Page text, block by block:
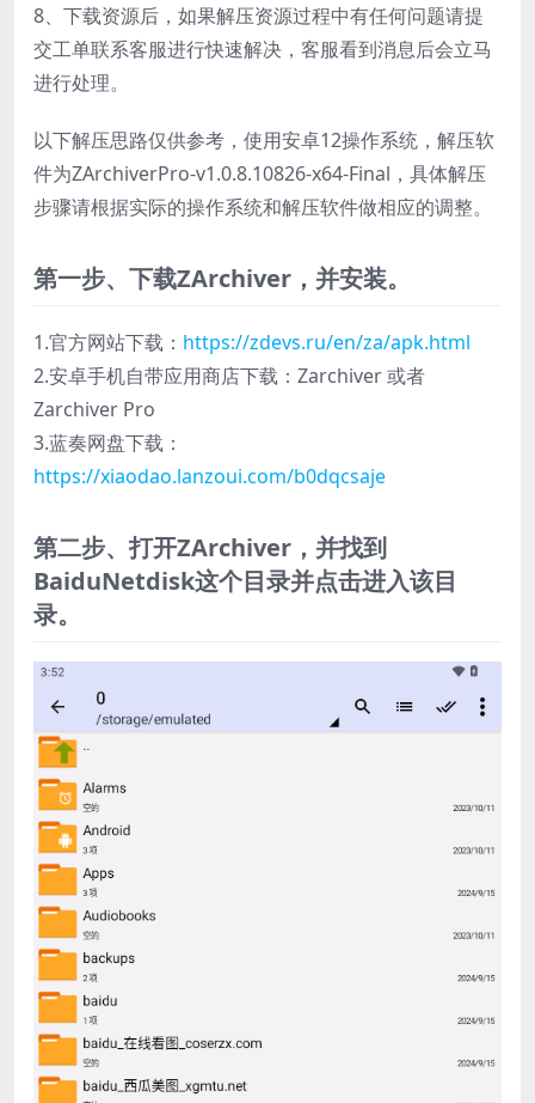
8、下载资源后，如果解压资源过程中有任何问题请提
交工单联系客服进行快速解决，客服看到消息后会立马
进行处理。
以下解压思路仅供参考，使用安卓12操作系统，解压软
件为ZArchiverPro-v1.0.8.10826-x64-Final，具体解压
步骤请根据实际的操作系统和解压软件做相应的调整。
第一步、下载ZArchiver，并安装。
1.官方网站下载： https://zdevs.ru/en/za/apk.html
2.安卓手机自带应用商店下载：Zarchiver 或者
Zarchiver Pro
3.蓝奏网盘下载：
https://xiaodao.lanzoui.com/b0dqcsaje
第二步、打开ZArchiver，并找到
BaiduNetdisk这个目录并点击进入该目
录。